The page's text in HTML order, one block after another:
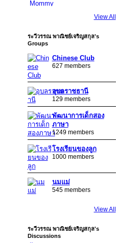
View All
ระวีวรรณ พาณิชย์เจริญสกุล's
Groups
Chinese Club
627 members
อุบลราชธานี
129 members
พัฒนาการเด็กสอง
ภาษา
1249 members
โรงเรียนของลูก
1000 members
นมแม่
545 members
View All
ระวีวรรณ พาณิชย์เจริญสกุล's
Discussions